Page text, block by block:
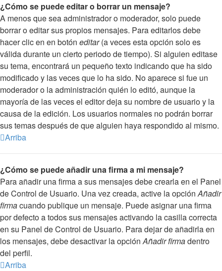
¿Cómo se puede editar o borrar un mensaje?
A menos que sea administrador o moderador, solo puede
borrar o editar sus propios mensajes. Para editarlos debe
hacer clic en en botón editar(a veces esta opción solo es
válida durante un cierto periodo de tiempo). Si alguien editase
su tema, encontrará un pequeño texto indicando que ha sido
modificado y las veces que lo ha sido. No aparece si fue un
moderador o la administración quién lo editó, aunque la
mayoría de las veces el editor deja su nombre de usuario y la
causa de la edición. Los usuarios normales no podrán borrar
sus temas después de que alguien haya respondido al mismo.
Arriba
¿Cómo se puede añadir una firma a mi mensaje?
Para añadir una firma a sus mensajes debe crearla en el Panel
de Control de Usuario. Una vez creada, active la opciónAñadir
firmacuando publique un mensaje. Puede asignar una firma
por defecto a todos sus mensajes activando la casilla correcta
en su Panel de Control de Usuario. Para dejar de añadirla en
los mensajes, debe desactivar la opciónAñadir firmadentro
del perfil.
Arriba